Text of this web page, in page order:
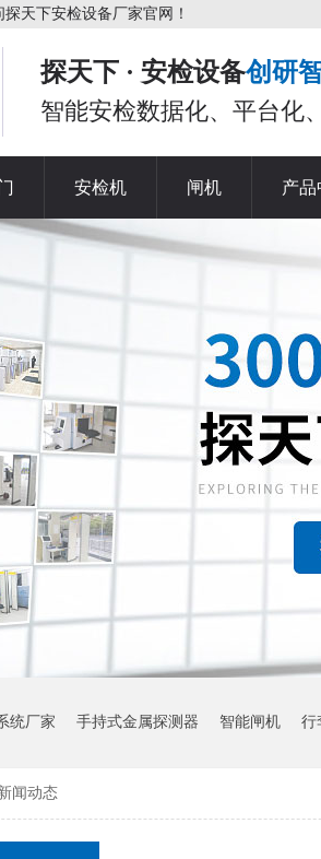
天下安检设备厂家官网！
探天下 · 安检设备创研
智能安检数据化、平台化
安检机 闸机 产品
统厂家 手持式金属探测器 智能闸机 行
闻动态